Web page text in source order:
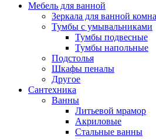
Мебель для ванной
Зеркала для ванной
Тумбы с умывальниками
Тумбы подвесные
Тумбы напольные
Подстолья
Шкафы пеналы
Другое
Сантехника
Ванны
Литьевой мрамор
Акриловые
Стальные ванны